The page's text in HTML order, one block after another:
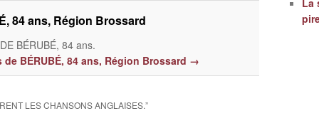
84 ans, Région Brossard
BÉRUBÉ, 84 ans.
BÉRUBÉ, 84 ans, Région Brossard →
LES CHANSONS ANGLAISES.”